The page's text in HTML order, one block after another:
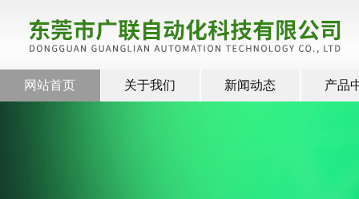
网站首页 关于我们 新闻动态 产品